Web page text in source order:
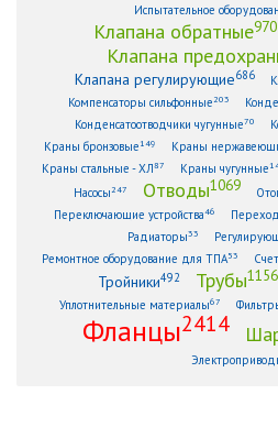
Испытательное
Клапана обратные970
Клапана
Клапана регулирующие686
Компенсаторы сильфонные203
Конденсатоотводчики чугунные70
Краны бронзовые149 Краны
Краны стальные - ХЛ87 Краны чугунные
Насосы247 Отводы1069
Переключающие устройства46
Радиаторы33
Ремонтное оборудование для ТПА53
Тройники492 Трубы1156
Уплотнительные материалы67
Фланцы2414